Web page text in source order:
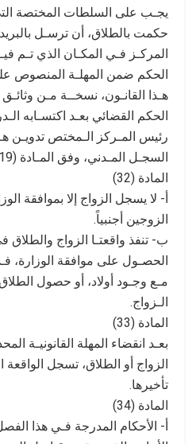
يجـب على السلطات المختصة
حكمت بالطلاق، أن ترسـل
المركـز فـي المكـان الذي تـم
هـذا القانـون، نسخــة مـن وثائـق
الحكم القضائي بعـد اكتسـابه
رئيس المـركز الـمختص تدويـن
السجـل المـدني، وفق المـادة (19) من هذا القانون.
المادة (32)
أ- لا يسجل الزواج إلا بموافقة
الزوجين أجنبياً.
ب- تنفذ واقعتـا الزواج
الحصـول على موافقة الوزارة،
مـع وجـود أولاد، أو حصول
الـزواج.
المادة (33)
بعـد انقضاء المهلة القانونيـة
الزواج أو الطلاق، تسجل
تأخيرها.
المادة (34)
أ- الأحكام المدرجة فـي هذا